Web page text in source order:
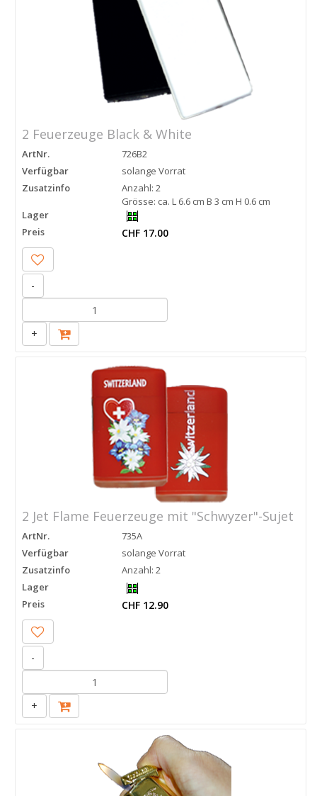
2 Feuerzeuge Black & White
ArtNr.
726B2
Verfügbar
solange Vorrat
Zusatzinfo
Anzahl: 2
Grösse: ca. L 6.6 cm B 3 cm H 0.6 cm
Lager
Preis
CHF 17.00
-
+
2 Jet Flame Feuerzeuge mit "Schwyzer"-Sujet
ArtNr.
735A
Verfügbar
solange Vorrat
Zusatzinfo
Anzahl: 2
Lager
Preis
CHF 12.90
-
+